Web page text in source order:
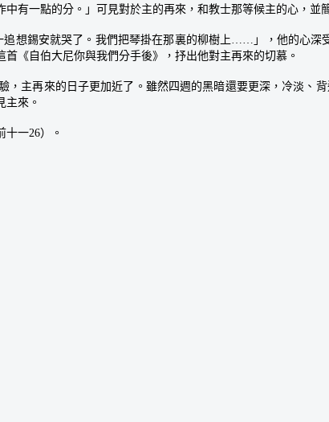
有一點的分。」可見對於主的再來，和教士那等候主的心，並
錫安就哭了。我們把琴掛在那裏的柳樹上……」，他的心深
《自伯大尼你與我們分手後》，抒出他對主再來的切慕。
再來的日子更加近了。雖然四週的黑暗還要更深，冷淡、
主來。
一26）。